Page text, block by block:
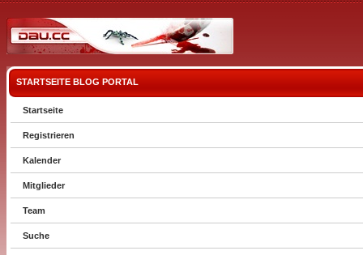
STARTSEITE BLOG PORTAL
Startseite
Registrieren
Kalender
Mitglieder
Team
Suche